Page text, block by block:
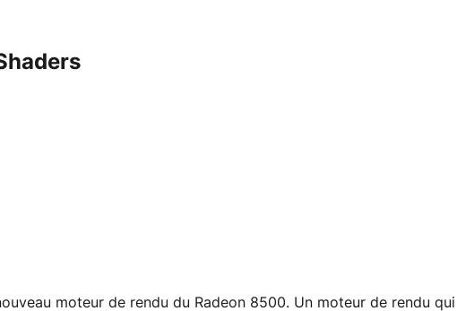
moteur de rendu du Radeon 8500. Un moteur de rendu qui